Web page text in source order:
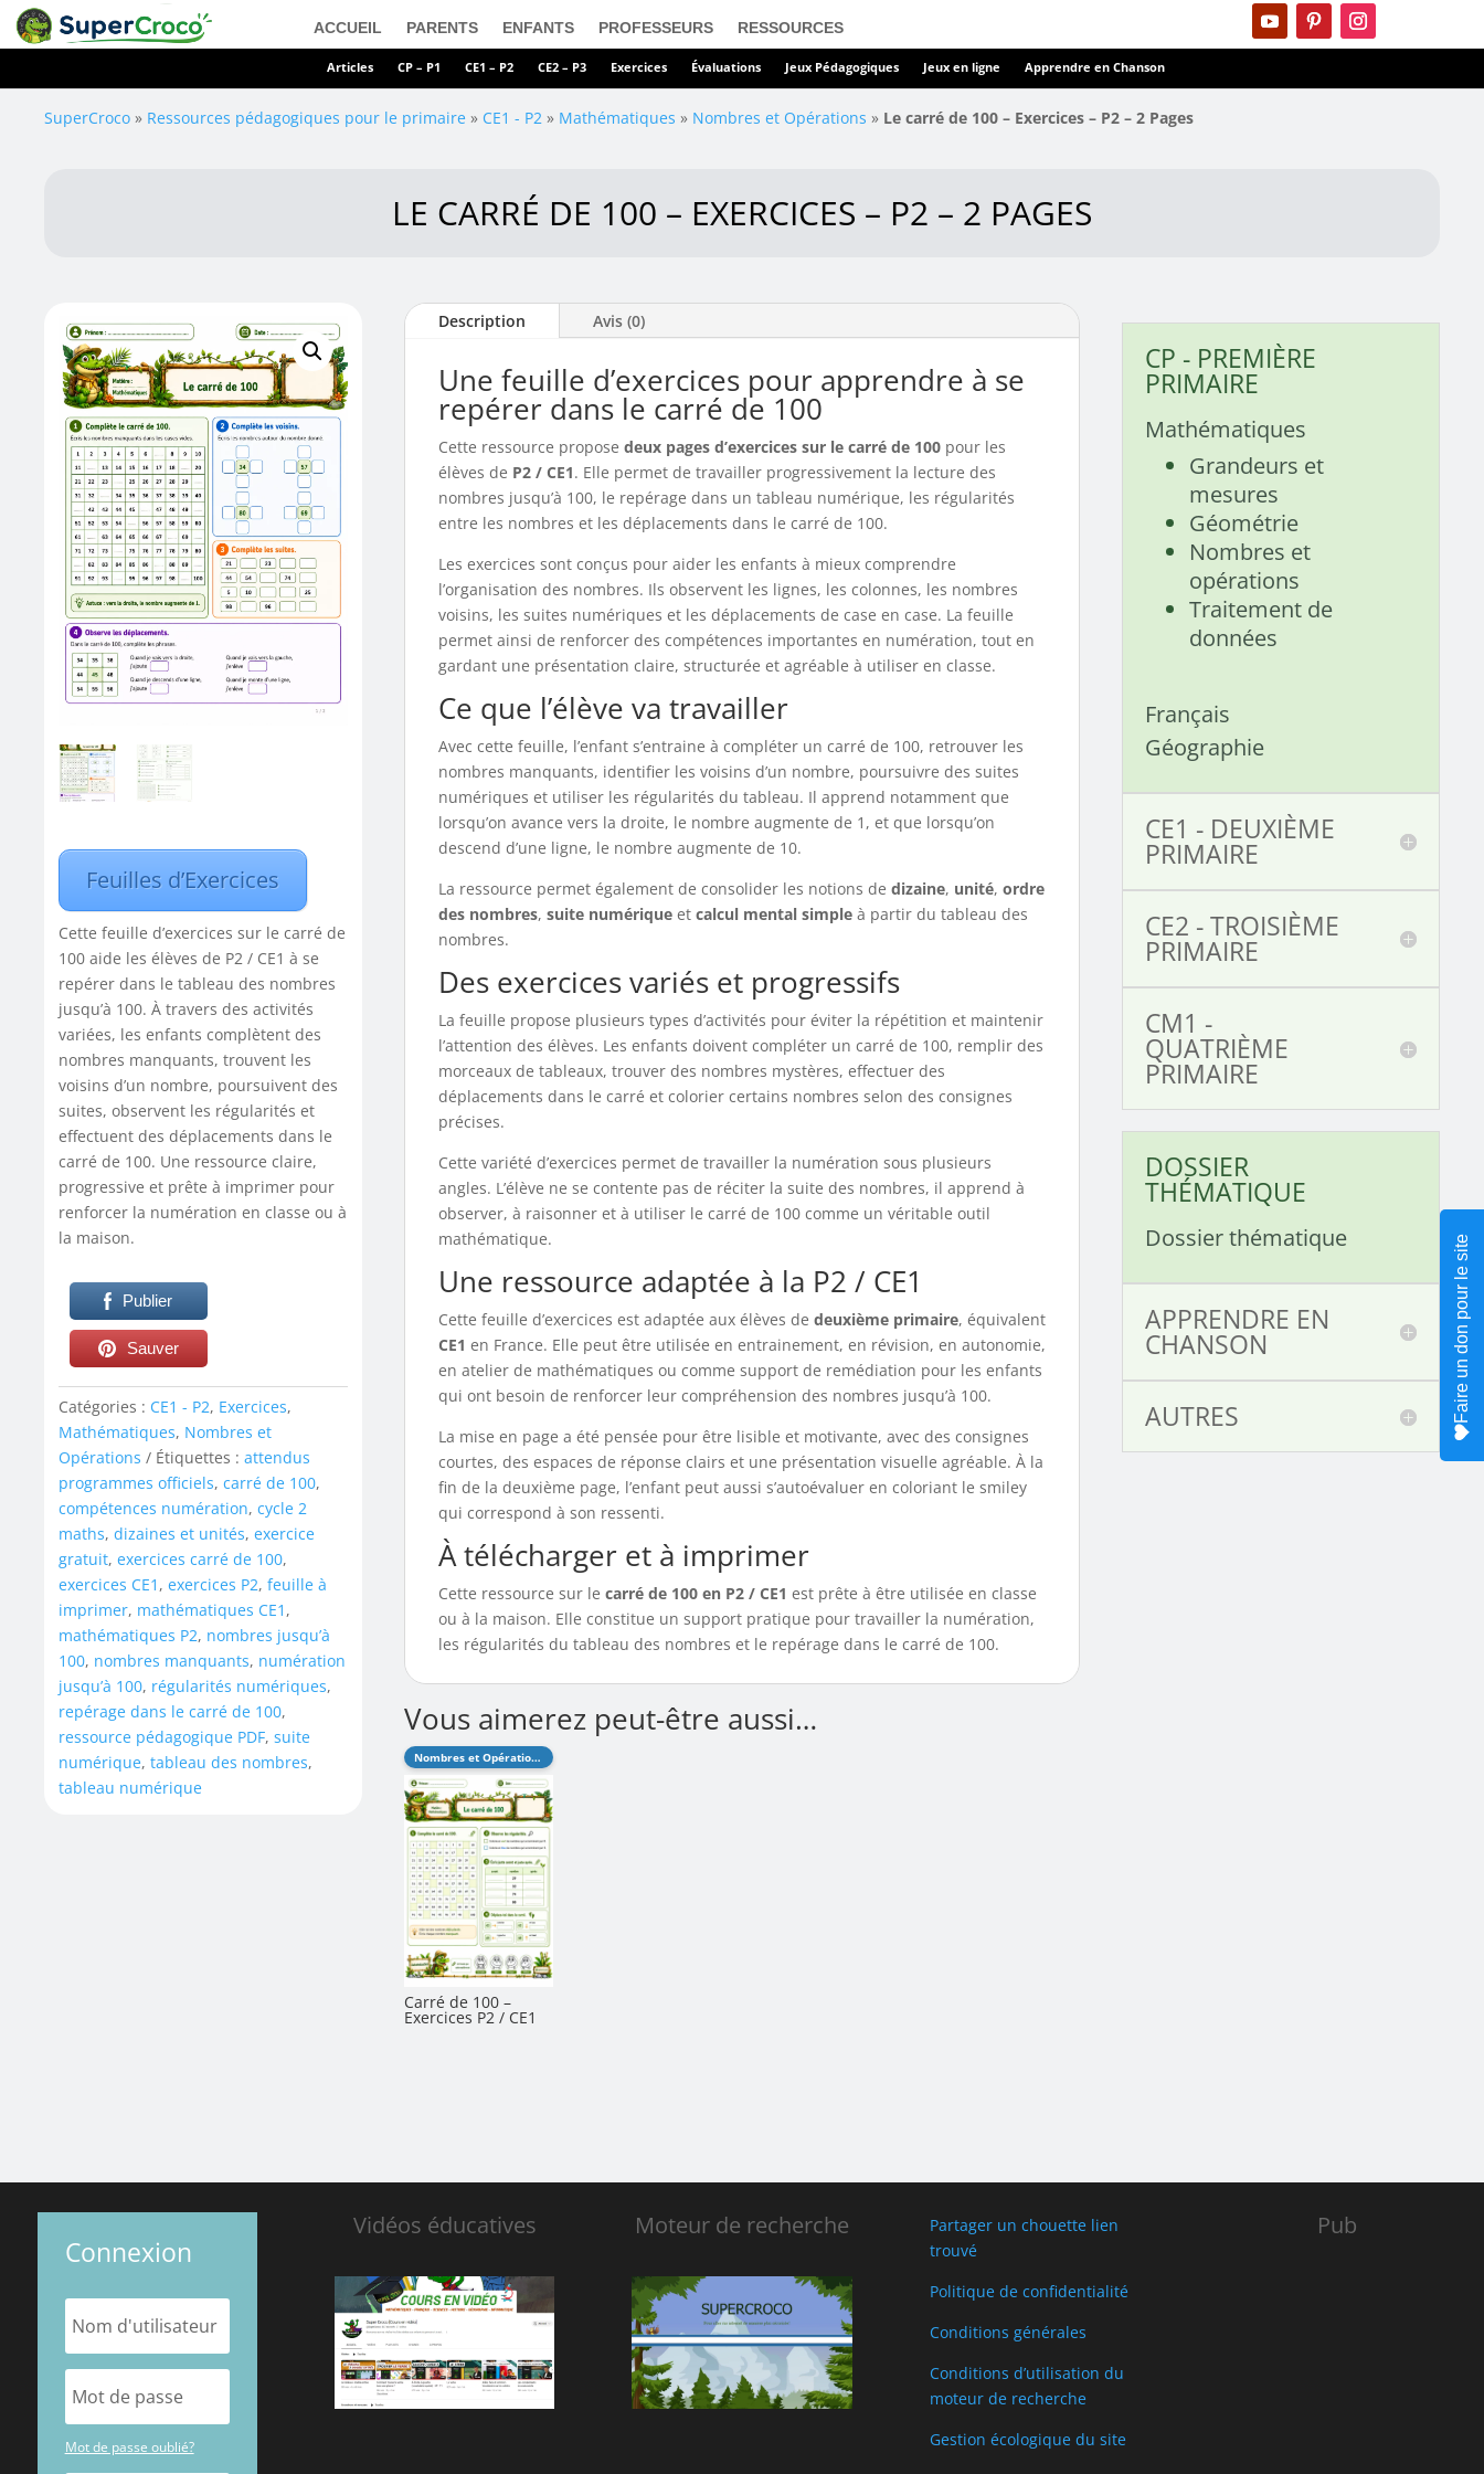
ACCUEIL PARENTS ENFANTS PROFESSEURS RESSOURCES
Articles CP – P1 CE1 – P2 CE2 – P3 Exercices Évaluations Jeux Pédagogiques Jeux en ligne Apprendre en Chanson
SuperCroco » Ressources pédagogiques pour le primaire » CE1 - P2 » Mathématiques » Nombres et Opérations » Le carré de 100 – Exercices – P2 – 2 Pages
LE CARRÉ DE 100 – EXERCICES – P2 – 2 PAGES
Feuilles d’Exercices
Cette feuille d’exercices sur le carré de
100 aide les élèves de P2 / CE1 à se
repérer dans le tableau des nombres
jusqu’à 100. À travers des activités
variées, les enfants complètent des
nombres manquants, trouvent les
voisins d’un nombre, poursuivent des
suites, observent les régularités et
effectuent des déplacements dans le
carré de 100. Une ressource claire,
progressive et prête à imprimer pour
renforcer la numération en classe ou à
la maison.
Publier
Sauver
Catégories : CE1 - P2, Exercices,
Mathématiques, Nombres et
Opérations
Étiquettes : attendus
programmes officiels, carré de 100,
compétences numération, cycle 2
maths, dizaines et unités, exercice
gratuit, exercices carré de 100,
exercices CE1 , exercices P2, feuille à
imprimer, mathématiques CE1 ,
mathématiques P2, nombres jusqu’à
100, nombres manquants, numération
jusqu’à 100, régularités numériques,
repérage dans le carré de 100,
ressource pédagogique PDF, suite
numérique, tableau des nombres,
tableau numérique
Description Avis (0)
Une feuille d’exercices pour apprendre à se
repérer dans le carré de 100
Cette ressource propose deux pages d’exercices sur le carré de 100pour les
élèves de P2 / CE1. Elle permet de travailler progressivement la lecture des
nombres jusqu’à 100, le repérage dans un tableau numérique, les régularités
entre les nombres et les déplacements dans le carré de 100.
Les exercices sont conçus pour aider les enfants à mieux comprendre
l’organisation des nombres. Ils observent les lignes, les colonnes, les nombres
voisins, les suites numériques et les déplacements de case en case. La feuille
permet ainsi de renforcer des compétences importantes en numération, tout en
gardant une présentation claire, structurée et agréable à utiliser en classe.
Ce que l’élève va travailler
Avec cette feuille, l’enfant s’entraine à compléter un carré de 100, retrouver les
nombres manquants, identifier les voisins d’un nombre, poursuivre des suites
numériques et utiliser les régularités du tableau. Il apprend notamment que
lorsqu’on avance vers la droite, le nombre augmente de 1, et que lorsqu’on
descend d’une ligne, le nombre augmente de 10.
La ressource permet également de consolider les notions de dizaine, unité, ordre
des nombres, suite numériqueet calcul mental simpleà partir du tableau des
nombres.
Des exercices variés et progressifs
La feuille propose plusieurs types d’activités pour éviter la répétition et maintenir
l’attention des élèves. Les enfants doivent compléter un carré de 100, remplir des
morceaux de tableaux, trouver des nombres mystères, effectuer des
déplacements dans le carré et colorier certains nombres selon des consignes
précises.
Cette variété d’exercices permet de travailler la numération sous plusieurs
angles. L’élève ne se contente pas de réciter la suite des nombres, il apprend à
observer, à raisonner et à utiliser le carré de 100 comme un véritable outil
mathématique.
Une ressource adaptée à la P2 / CE1
Cette feuille d’exercices est adaptée aux élèves de deuxième primaire, équivalent
CE1 en France. Elle peut être utilisée en entrainement, en révision, en autonomie,
en atelier de mathématiques ou comme support de remédiation pour les enfants
qui ont besoin de renforcer leur compréhension des nombres jusqu’à 100.
La mise en page a été pensée pour être lisible et motivante, avec des consignes
courtes, des espaces de réponse clairs et une présentation visuelle agréable. À la
fin de la deuxième page, l’enfant peut aussi s’autoévaluer en coloriant le smiley
qui correspond à son ressenti.
À télécharger et à imprimer
Cette ressource sur le carré de 100 en P2 / CE1 est prête à être utilisée en classe
ou à la maison. Elle constitue un support pratique pour travailler la numération,
les régularités du tableau des nombres et le repérage dans le carré de 100.
Vous aimerez peut-être aussi…
Nombres et Opérations
Carré de 100 –
Exercices P2 / CE1
CP - PREMIÈRE
PRIMAIRE
Mathématiques
Grandeurs et
mesures
Géométrie
Nombres et
opérations
Traitement de
données
Français
Géographie
CE1 - DEUXIÈME
PRIMAIRE
CE2 - TROISIÈME
PRIMAIRE
CM1 -
QUATRIÈME
PRIMAIRE
DOSSIER
THÉMATIQUE
Dossier thématique
APPRENDRE EN
CHANSON
AUTRES
Connexion
Mot de passe oublié?
Vidéos éducatives Moteur de recherche
Partager un chouette lien
trouvé
Politique de confidentialité
Conditions générales
Conditions d’utilisation du
moteur de recherche
Gestion écologique du site
Pub
Faire un don pour le site